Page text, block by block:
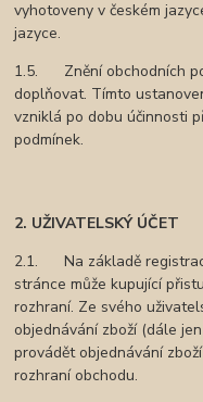
vyhotoveny v českém
jazyce.
1.5. Znění obchodních
doplňovat. Tímto
vzniklá po dobu účinnosti
podmínek.
2. UŽIVATELSKÝ ÚČET
2.1. Na základě
stránce může kupující
rozhraní. Ze svého
objednávání zboží (dále jen
provádět objednávání
rozhraní obchodu.